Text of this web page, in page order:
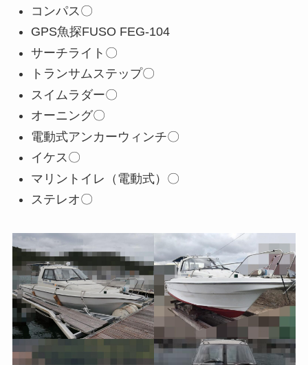
コンパス〇
GPS魚探FUSO FEG-104
サーチライト〇
トランサムステップ〇
スイムラダー〇
オーニング〇
電動式アンカーウィンチ〇
イケス〇
マリントイレ（電動式）〇
ステレオ〇